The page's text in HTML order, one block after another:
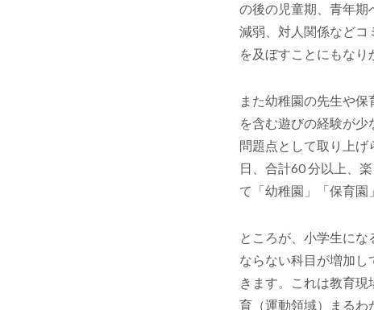
の後の児童期、青年期
減弱、対人関係などコ
を及ぼすことにもなり
また幼稚園の先生や
を含む遊びの経験が
問題点として取り上
日、合計60 分以上、
て「幼稚園」「保育園
ところが、小学生に
ならない科目が増加
きます。これは教育
育（運動領域）まるわ